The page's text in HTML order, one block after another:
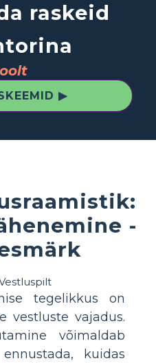
raskeid
▶
-
tegelikkus on
vestluste vajadus.
võimaldab
kuidas